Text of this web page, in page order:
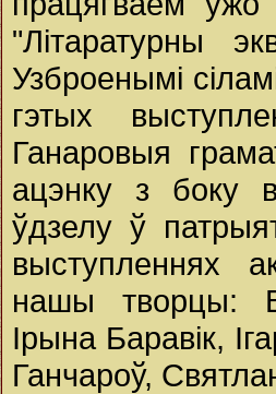
"Літаратурны
Узброенымі
гэтых
Ганаровыя
ацэнку з боку
ўдзелу ў
выступленнях
нашы творцы:
Ірына Баравік,
Ганчароў,